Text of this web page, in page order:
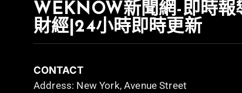
WEKNOW新聞網-即時報
財經|24小時即時更新
CONTACT
Address: New York, Avenue Street